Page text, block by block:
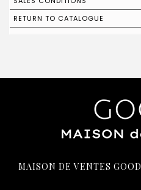
RETURN TO CATALOGUE
MAISON DE VENTES GOOD